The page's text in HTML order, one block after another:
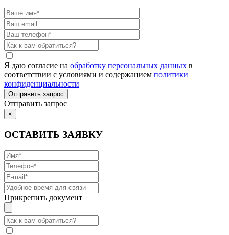
Я даю согласие на обработку персональных данных в
соответствии с условиями и содержанием политики
конфиденциальности
Отправить запрос
×
ОСТАВИТЬ ЗАЯВКУ
Прикрепить документ